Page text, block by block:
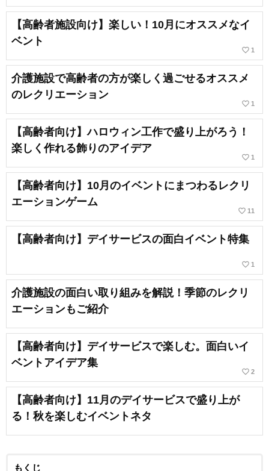
【高齢者施設向け】楽しい！10月にオススメなイ
ベント
favorite_border 1
介護施設で高齢者の方が楽しく過ごせるオススメ
のレクリエーション
favorite_border 1
【高齢者向け】ハロウィン工作で盛り上がろう！
楽しく作れる飾りのアイデア
favorite_border 1
【高齢者向け】10月のイベントにまつわるレクリ
エーションゲーム
favorite_border 11
【高齢者向け】デイサービスの面白イベント特集
favorite_border 1
介護施設の面白い取り組みを解説！季節のレクリ
エーションもご紹介
【高齢者向け】デイサービスで楽しむ。面白いイ
ベントアイデア集
favorite_border 2
【高齢者向け】11月のデイサービスで盛り上が
る！秋を楽しむイベントネタ
もくじ